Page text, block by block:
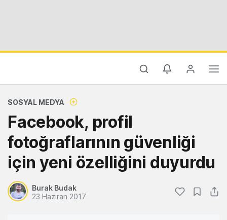
SOSYAL MEDYA
Facebook, profil
fotoğraflarının güvenliği
için yeni özelliğini duyurdu
Burak Budak
23 Haziran 2017